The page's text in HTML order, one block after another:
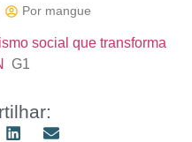
Pormangue
social que transforma
G1